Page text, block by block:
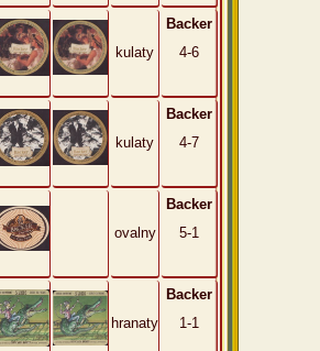
kulaty
Backer
4-6
kulaty
Backer
4-7
ovalny
Backer
5-1
hranaty
Backer
1-1